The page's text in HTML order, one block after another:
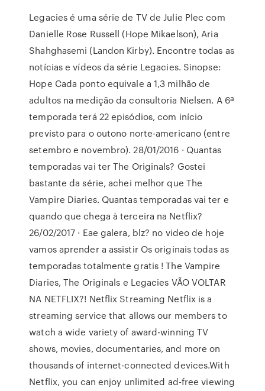
Legacies é uma série de TV de Julie Plec com
Danielle Rose Russell (Hope Mikaelson), Aria
Shahghasemi (Landon Kirby). Encontre todas as
notícias e vídeos da série Legacies. Sinopse:
Hope Cada ponto equivale a 1,3 milhão de
adultos na medição da consultoria Nielsen. A 6ª
temporada terá 22 episódios, com início
previsto para o outono norte-americano (entre
setembro e novembro). 28/01/2016 · Quantas
temporadas vai ter The Originals? Gostei
bastante da série, achei melhor que The
Vampire Diaries. Quantas temporadas vai ter e
quando que chega à terceira na Netflix?
26/02/2017 · Eae galera, blz? no video de hoje
vamos aprender a assistir Os originais todas as
temporadas totalmente gratis ! The Vampire
Diaries, The Originals e Legacies VÃO VOLTAR
NA NETFLIX?! Netflix Streaming Netflix is a
streaming service that allows our members to
watch a wide variety of award-winning TV
shows, movies, documentaries, and more on
thousands of internet-connected devices.With
Netflix, you can enjoy unlimited ad-free viewing